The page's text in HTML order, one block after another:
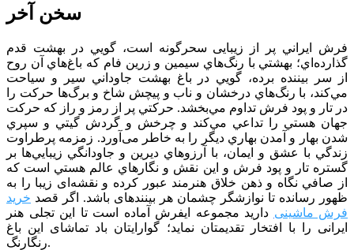
سخن آخر
فرش ايراني پر از زيبایی سحرگونه است، گويي در بهشت قدم
گذارده‌اي؛ بهشتي با رنگ‌هاي سيمين و زرين فام كه باغ‌هاي آن روح
از سر بيننده برده، ‌گويي در باغ بهشت جاوداني سير و سياحت
مي‌كند، با رنگ‌هاي درخشان و ناب و پیچش شاخ و برگ‌ها حركت را
در تار و پود فرش تداوم مي‌بخشد. حركتي پر از رمز و راز كه حركت
جهان هستي را تداعي مي‌كند و چرخش و گردش گيتي و سپري
شدن بهار و آمدن بهاري ديگر را به خاطر می‌آورد. زمزمه پرطراوت
زندگي با عشق و ايمان، با آرزوهاي ديرين و جاودانگي زيبايي‌ها بر
گستره تار و پود فرش و اين نقش و نگارهاي عالم هستي است كه
از صافي نگاه و ذهن خلاق هنرمند عبور كرده و نقشه‌ای زیبا را به
ظهور رسانده تا نوازشگر چشمان هر بیننده­ای باشد. اگر قصد خرید
فرش ماشینی دارید مجموعه ایفرش آماده است تا این تجلی هنر
ایرانی را با افتخار تقدیمتان نماید؛ گوارایتان باد تماشای این باغ
رنگارنگ.